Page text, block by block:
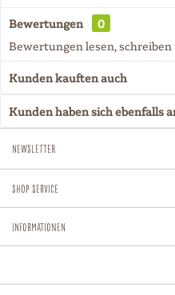
Bewertungen
0
Bewertungen lesen,
Kunden kauften auch
Kunden haben sich ebenfalls
Newsletter
Shop Service
Informationen